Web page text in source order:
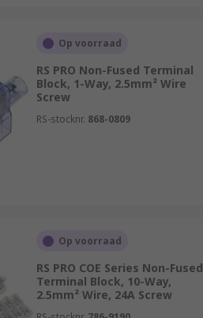
Op voorraad
RS PRO Non-Fused Terminal
Block, 1-Way, 2.5mm² Wire
Screw
RS-stocknr. 868-0809
Op voorraad
RS PRO COE Series Non-Fused
Terminal Block, 10-Way,
2.5mm² Wire, 24A Screw